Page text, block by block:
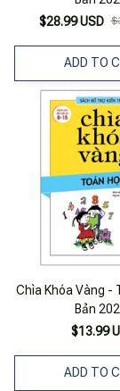
$28.99 USD
ADD TO
Chìa Khóa Vàng -
Bản
$13.99
ADD TO